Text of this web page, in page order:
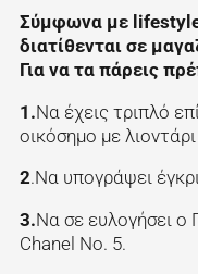
Σύμφωνα με lifestyle
διατίθενται σε
Για να τα πάρεις
1.Να έχεις τριπλό
οικόσημο με
2.Να υπογράψει
3.Να σε ευλογήσει ο
Chanel No. 5.